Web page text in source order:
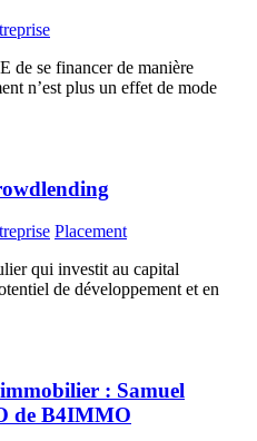
de se financer de manière
n’est plus un effet de mode
Placement
qui investit au capital
de développement et en
: Samuel
de B4IMMO